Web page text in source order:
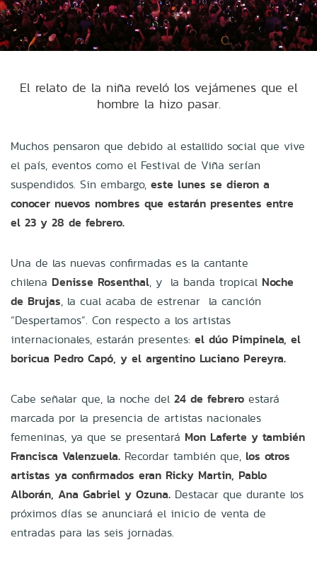
El relato de la niña reveló los vejámenes que el
hombre la hizo pasar.
Muchos pensaron que debido al estallido social que vive
el país, eventos como el Festival de Viña serían
suspendidos. Sin embargo, este lunes se dieron a
conocer nuevos nombres que estarán presentes entre
el 23 y 28 de febrero.
Una de las nuevas confirmadas es la cantante
chilena Denisse Rosenthal, y la banda tropical Noche
de Brujas, la cual acaba de estrenar la canción
“Despertamos”. Con respecto a los artistas
internacionales, estarán presentes: el dúo Pimpinela, el
boricua Pedro Capó, y el argentino Luciano Pereyra.
Cabe señalar que, la noche del 24 de febrero estará
marcada por la presencia de artistas nacionales
femeninas, ya que se presentará Mon Laferte y también
Francisca Valenzuela. Recordar también que, los otros
artistas ya confirmados eran Ricky Martin, Pablo
Alborán, Ana Gabriel y Ozuna. Destacar que durante los
próximos días se anunciará el inicio de venta de
entradas para las seis jornadas.